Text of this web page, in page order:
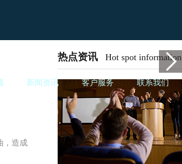
新闻资讯 客户服务 联系我们
，造成
热点资讯 Hot spot information